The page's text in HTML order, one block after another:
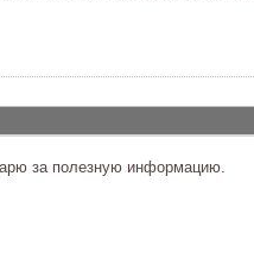
за полезную информацию.